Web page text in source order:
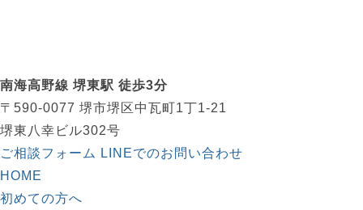
南海高野線 堺東駅 徒歩3分
〒590-0077 堺市堺区中瓦町1丁1-21
堺東八幸ビル302号
ご相談フォーム
LINEでのお問い合わせ
HOME
初めての方へ